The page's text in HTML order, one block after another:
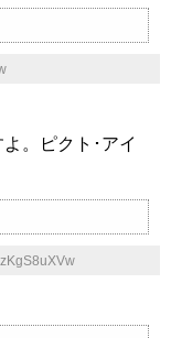
。ピクト･アイ